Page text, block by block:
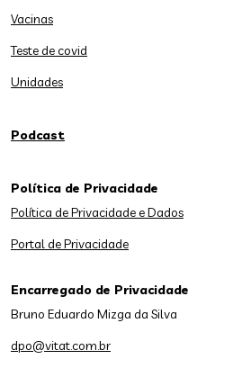
Vacinas
Teste de covid
Unidades
Podcast
Política de Privacidade
Política de Privacidade e Dados
Portal de Privacidade
Encarregado de Privacidade
Bruno Eduardo Mizga da Silva
dpo@vitat.com.br